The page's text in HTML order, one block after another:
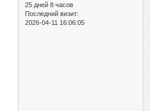
25 дней 8 часов
Последний визит:
2026-04-11 16:06:05